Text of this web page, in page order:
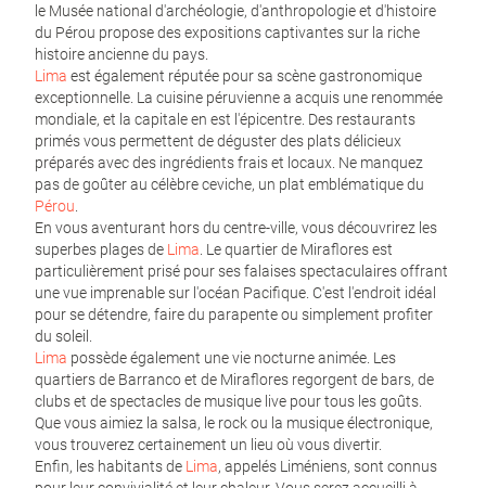
le Musée national d'archéologie, d'anthropologie et d'histoire
du Pérou propose des expositions captivantes sur la riche
histoire ancienne du pays.
Lima est également réputée pour sa scène gastronomique
exceptionnelle. La cuisine péruvienne a acquis une renommée
mondiale, et la capitale en est l'épicentre. Des restaurants
primés vous permettent de déguster des plats délicieux
préparés avec des ingrédients frais et locaux. Ne manquez
pas de goûter au célèbre ceviche, un plat emblématique du
Pérou.
En vous aventurant hors du centre-ville, vous découvrirez les
superbes plages de Lima. Le quartier de Miraflores est
particulièrement prisé pour ses falaises spectaculaires offrant
une vue imprenable sur l'océan Pacifique. C'est l'endroit idéal
pour se détendre, faire du parapente ou simplement profiter
du soleil.
Lima possède également une vie nocturne animée. Les
quartiers de Barranco et de Miraflores regorgent de bars, de
clubs et de spectacles de musique live pour tous les goûts.
Que vous aimiez la salsa, le rock ou la musique électronique,
vous trouverez certainement un lieu où vous divertir.
Enfin, les habitants de Lima, appelés Liméniens, sont connus